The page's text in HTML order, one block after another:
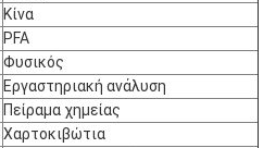
Κίνα
PFA
Φυσικός
Εργαστηριακή ανάλυση
Πείραμα χημείας
Χαρτοκιβώτια